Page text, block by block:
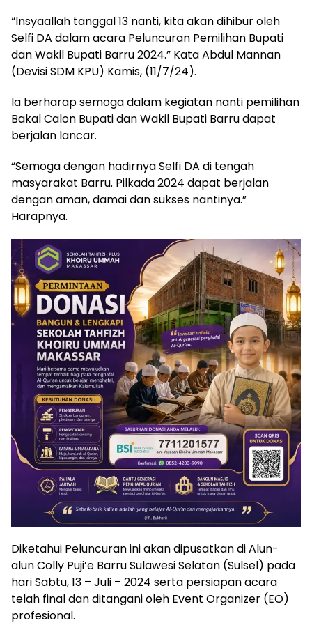
“Insyaallah tanggal 13 nanti, kita akan dihibur oleh
Selfi DA dalam acara Peluncuran Pemilihan Bupati
dan Wakil Bupati Barru 2024.” Kata Abdul Mannan
(Devisi SDM KPU) Kamis, (11/7/24).
Ia berharap semoga dalam kegiatan nanti pemilihan
Bakal Calon Bupati dan Wakil Bupati Barru dapat
berjalan lancar.
“Semoga dengan hadirnya Selfi DA di tengah
masyarakat Barru. Pilkada 2024 dapat berjalan
dengan aman, damai dan sukses nantinya.”
Harapnya.
Diketahui Peluncuran ini akan dipusatkan di Alun-
alun Colly Puji’e Barru Sulawesi Selatan (Sulsel) pada
hari Sabtu, 13 – Juli – 2024 serta persiapan acara
telah final dan ditangani oleh Event Organizer (EO)
profesional.